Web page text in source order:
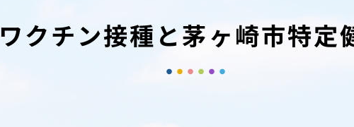
ワクチン接種と茅ヶ崎市特定